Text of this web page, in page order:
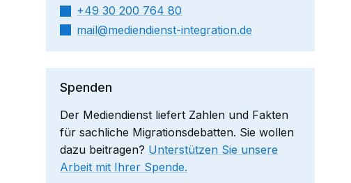
+49 30 200 764 80
mail​
mediendienst-integration.de
Spenden
Der Mediendienst liefert Zahlen und Fakten
für sachliche Migrationsdebatten. Sie wollen
dazu beitragen? Unterstützen Sie unsere
Arbeit mit Ihrer Spende.